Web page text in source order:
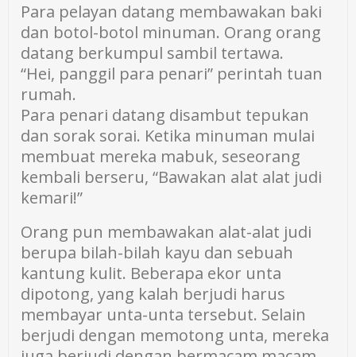
Para pelayan datang membawakan baki
dan botol-botol minuman. Orang orang
datang berkumpul sambil tertawa.
“Hei, panggil para penari” perintah tuan
rumah.
Para penari datang disambut tepukan
dan sorak sorai. Ketika minuman mulai
membuat mereka mabuk, seseorang
kembali berseru, “Bawakan alat alat judi
kemari!”
Orang pun membawakan alat-alat judi
berupa bilah-bilah kayu dan sebuah
kantung kulit. Beberapa ekor unta
dipotong, yang kalah berjudi harus
membayar unta-unta tersebut. Selain
berjudi dengan memotong unta, mereka